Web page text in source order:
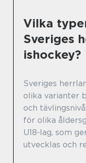
Vilka
Sveriges
ishockey?
Sveriges
olika varianter
och
för olika
U18-lag, som
utvecklas och